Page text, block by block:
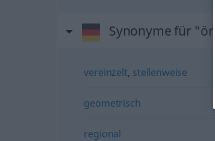
Synonyme für
vereinzelt, stellenweise
geometrisch
regional